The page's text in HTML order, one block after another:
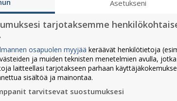
Asetukseni
tarjotaksemme
osapuolen myyjää keräävät henkilötietoja
ja muiden teknisten menetelmien avulla, jotka
laitteellasi tarjotakseen parhaan
sisältöä ja mainontaa.
tarvitsevat suostumuksesi